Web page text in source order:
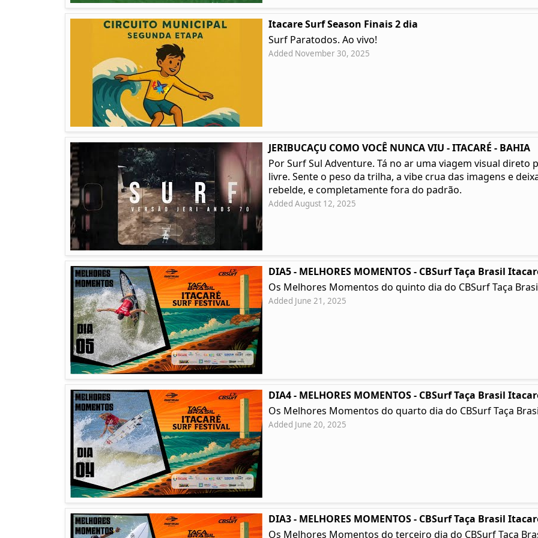
Itacare Surf Season Finais 2 dia
Surf Paratodos. Ao vivo!
Added November 30, 2025
JERIBUCAÇU COMO VOCÊ NUNCA VIU - ITACARÉ - BAHIA
Por Surf Sul Adventure. Tá no ar uma viagem visual direto
livre. Sente o peso da trilha, a vibe crua das imagens e
rebelde, e completamente fora do padrão.
Added August 12, 2025
DIA5 - MELHORES MOMENTOS - CBSurf Taça Brasil
Os Melhores Momentos do quinto dia do CBSurf Taça
Added June 21, 2025
DIA4 - MELHORES MOMENTOS - CBSurf Taça Brasil
Os Melhores Momentos do quarto dia do CBSurf Taça
Added June 20, 2025
DIA3 - MELHORES MOMENTOS - CBSurf Taça Brasil
Os Melhores Momentos do terceiro dia do CBSurf Taça